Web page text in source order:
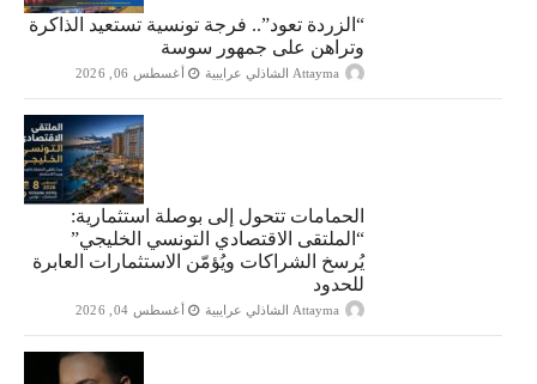
“الزردة تعود”.. فرجة تونسية تستعيد الذاكرة
وتراهن على جمهور سوسة
Attayma الشاذلي عرايبية أغسطس 06, 2026
الحمامات تتحول إلى بوصلة استثمارية:
“الملتقى الاقتصادي التونسي الخليجي”
يُرسخ الشراكات ويُؤمّن الاستثمارات العابرة
للحدود
Attayma الشاذلي عرايبية أغسطس 04, 2026